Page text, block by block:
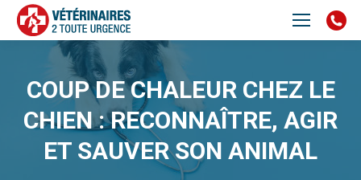
COUP DE CHALEUR CHEZ LE
CHIEN : RECONNAÎTRE, AGIR
ET SAUVER SON ANIMAL